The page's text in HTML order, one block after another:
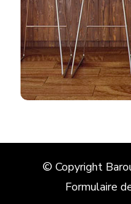
© Copyright
Formulaire